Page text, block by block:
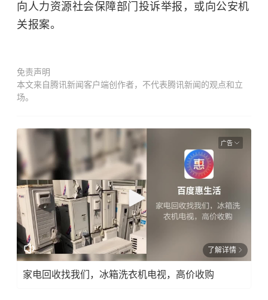
向人力资源社会保障部门投诉举报，或向公安机
关报案。
免责声明
本文来自腾讯新闻客户端创作者，不代表腾讯新闻的观点和立
场。
广告
了解详情
家电回收找我们，冰箱洗衣机电视，高价收购